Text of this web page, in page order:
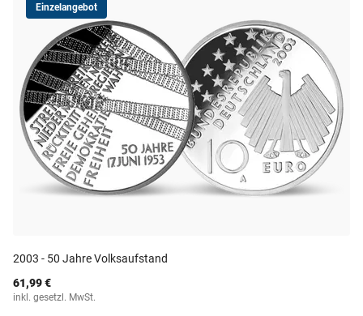
Einzelangebot
2003 - 50 Jahre Volksaufstand
61,99 €
inkl. gesetzl. MwSt.